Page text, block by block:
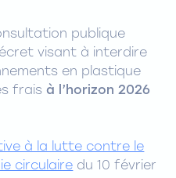
publique
visant à interdire
en plastique
frais à l’horizon 2026
à la lutte contre le
circulaire du 10 février